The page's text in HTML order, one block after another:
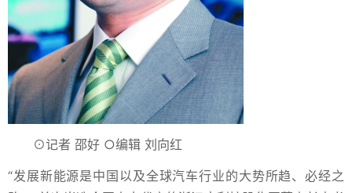
⊙记者 邵好 ○编辑 刘向红
“发展新能源是中国以及全球汽车行业的大势所趋、必经之